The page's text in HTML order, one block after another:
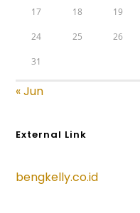
17 18 19
24 25 26
31
« Jun
External Link
bengkelly.co.id